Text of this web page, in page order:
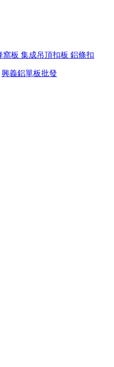
窩板 集成吊頂扣板 鋁條扣
興義鋁單板批發